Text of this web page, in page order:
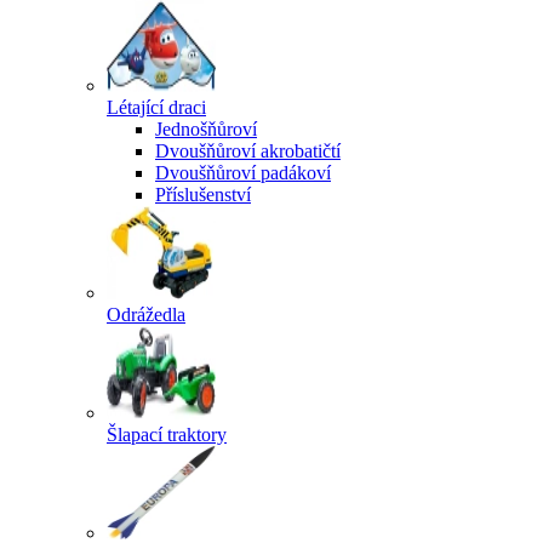
Létající draci
Jednošňůroví
Dvoušňůroví akrobatičtí
Dvoušňůroví padákoví
Příslušenství
Odrážedla
Šlapací traktory